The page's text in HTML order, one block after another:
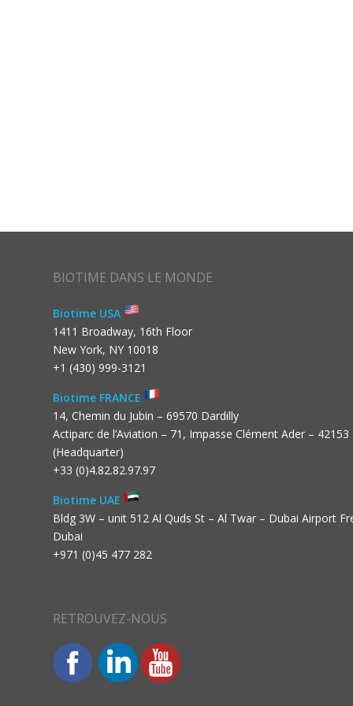
BIOTIME DANS LE MONDE
Biotime USA
1411 Broadway, 16th Floor
New York, NY 10018
+1 (430) 999-3121
Biotime FRANCE
14, Chemin du Jubin – 69570 Dardilly
Actiparc de l’Aviation – 71, Impasse Clément Ader – 42153
(Headquarter)
+33 (0)4.82.82.97.97
Biotime UAE
Bldg 3W – unit 512 Al Quds St – Al Twar – Dubai Airport
Dubai
+971 (0)45 477 282
RETROUVEZ-NOUS